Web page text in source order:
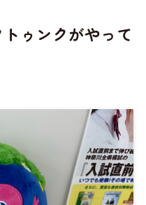
ゥンクがやって